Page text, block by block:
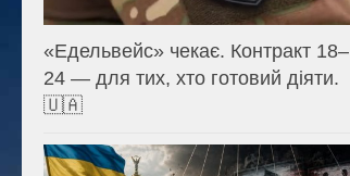
«Едельвейс» чекає. Контракт 18–
24 — для тих, хто готовий діяти.
🇺🇦